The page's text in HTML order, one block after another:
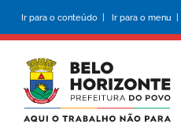
conteúdo
principal
Ir para o conteúdo | Ir para o menu |